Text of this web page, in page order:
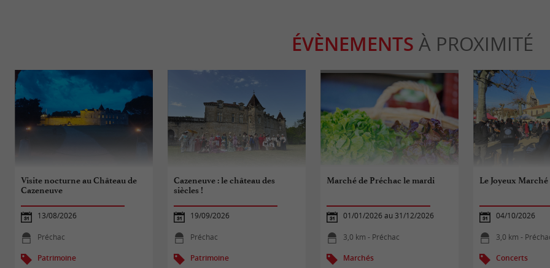
ÉVÈNEMENTS À PROXIMITÉ
Visite nocturne au Château de
Cazeneuve
13/08/2026
Préchac
Patrimoine
Cazeneuve : le château des
siècles !
19/09/2026
Préchac
Patrimoine
Marché de Préchac le mardi
01/01/2026 au 31/12/2026
3,0 km - Préchac
Marchés
Le Joyeux Marché
04/10/2026
3,0 km -
Concerts